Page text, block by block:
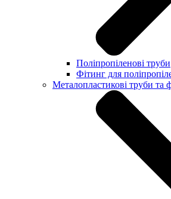
Поліпропіленові труби
Фітинг для
Металопластикові труби та